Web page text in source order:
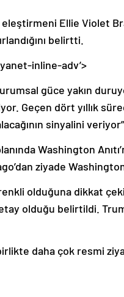
eleştirmeni Ellie Violet
belirtti.
inline-adv’>
güce yakın
Geçen dört yıllık
sinyalini
Washington
ziyade
olduğuna dikkat
olduğu belirtildi.
daha çok resmi